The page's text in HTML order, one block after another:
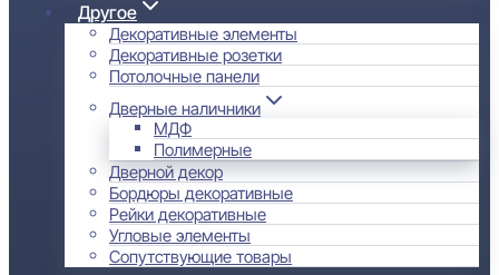
Другое
Декоративные элементы
Декоративные розетки
Потолочные панели
Дверные наличники
МДФ
Полимерные
Дверной декор
Бордюры декоративные
Рейки декоративные
Угловые элементы
Сопутствующие товары